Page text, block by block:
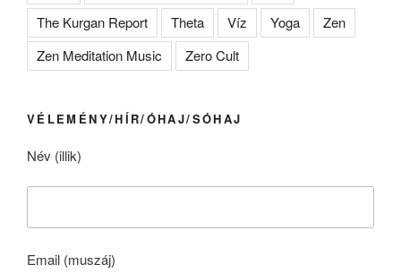
The Kurgan Report
Theta Víz Yoga
Zen
Zen Meditation Music
Zero Cult
VÉLEMÉNY/HÍR/ÓHAJ/SÓHAJ
Név (illik)
Email (muszáj)